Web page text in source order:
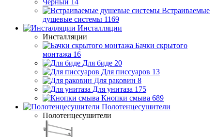
Черный 14
Встраиваемые
душевые системы 1169
Инсталляции
Инсталляции
Бачки скрытого
монтажа 16
Для биде 20
Для писсуаров 13
Для раковин 8
Для унитаза 175
Кнопки смыва 689
Полотенцесушители
Полотенцесушители